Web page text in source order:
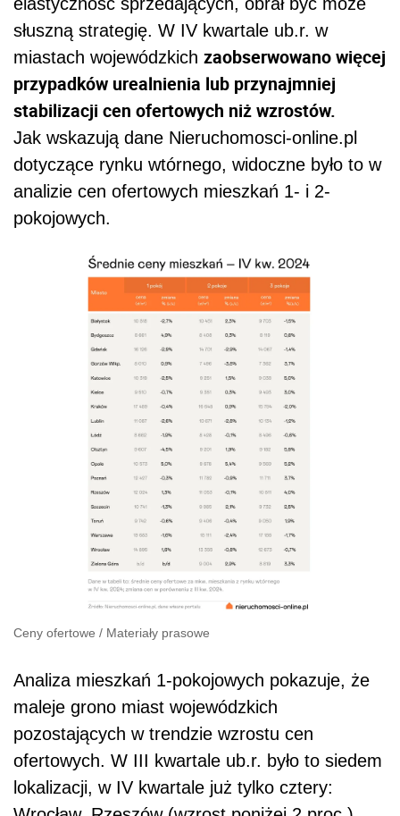
słuszną strategię. W IV kwartale ub.r. w
miastach wojewódzkich zaobserwowano więcej
przypadków urealnienia lub przynajmniej
stabilizacji cen ofertowych niż wzrostów.
Jak wskazują dane Nieruchomosci-online.pl
dotyczące rynku wtórnego, widoczne było to w
analizie cen ofertowych mieszkań 1- i 2-
pokojowych.
Ceny ofertowe / Materiały prasowe
Analiza mieszkań 1-pokojowych pokazuje, że
maleje grono miast wojewódzkich
pozostających w trendzie wzrostu cen
ofertowych. W III kwartale ub.r. było to siedem
lokalizacji, w IV kwartale już tylko cztery: